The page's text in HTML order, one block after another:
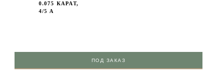
0.075 КАРАТ,
4/5 А
ПОД ЗАКАЗ